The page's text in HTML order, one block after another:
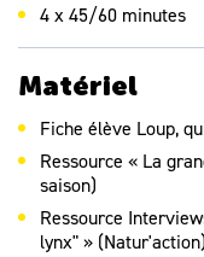
Rédiger des écrits
Mettre en oeuvre
Mobiliser ses
LANGAGE ORAL
Parler en prenant
Organiser et
discours
4 x 45/60 minutes
Matériel
Fiche élève Loup,
Ressource « La
saison)
Ressource
lynx" » (Natur'action)